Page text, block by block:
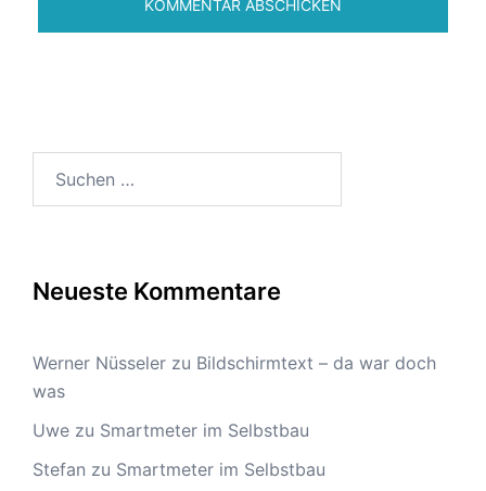
Neueste Kommentare
Werner Nüsseler zu Bildschirmtext – da war doch
was
Uwe zu Smartmeter im Selbstbau
Stefan zu Smartmeter im Selbstbau